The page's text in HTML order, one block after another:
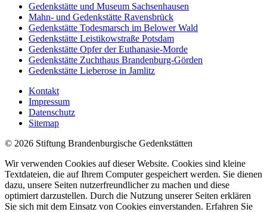
Gedenkstätte und Museum Sachsenhausen
Mahn- und Gedenkstätte Ravensbrück
Gedenkstätte Todesmarsch im Belower Wald
Gedenkstätte Leistikowstraße Potsdam
Gedenkstätte Opfer der Euthanasie-Morde
Gedenkstätte Zuchthaus Brandenburg-Görden
Gedenkstätte Lieberose in Jamlitz
Kontakt
Impressum
Datenschutz
Sitemap
© 2026 Stiftung Brandenburgische Gedenkstätten
Wir verwenden Cookies auf dieser Website. Cookies sind kleine
Textdateien, die auf Ihrem Computer gespeichert werden. Sie dienen
dazu, unsere Seiten nutzerfreundlicher zu machen und diese
optimiert darzustellen. Durch die Nutzung unserer Seiten erklären
Sie sich mit dem Einsatz von Cookies einverstanden. Erfahren Sie